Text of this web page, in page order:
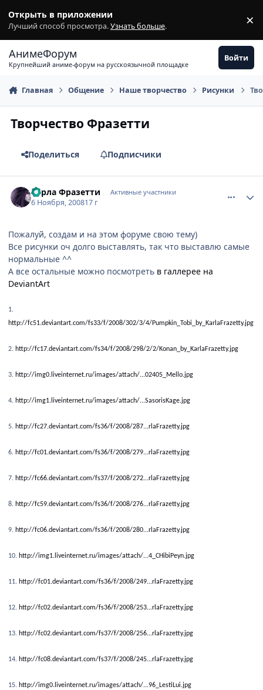
Открыть в приложении
Лучший способ просмотра.Узнать больше. ×
АнимеФорум
Крупнейший аниме-форум на русскоязычной площадке
Войти
Главная Общение Наше творчество Рисунки
Творчество Фразетти
Поделиться Подписчики
Карла Фразетти Активные участники
6 Ноября, 200817 г
Пожалуй, создам и на этом форуме свою тему)
Все рисунки оч долго выставлять, так что выставлю самые
нормальные ^^
А все остальные можно посмотреть в галлерее на
DeviantArt
1.
http://fc51.deviantart.com/fs33/f/2008/302/3/4/Pumpkin_Tobi_by_KarlaFrazetty.jpg
2. http://fc17.deviantart.com/fs34/f/2008/298/2/2/Konan_by_KarlaFrazetty.jpg
3. http://img0.liveinternet.ru/images/attach/...02405_Mello.jpg
4. http://img1.liveinternet.ru/images/attach/...SasorisKage.jpg
5. http://fc27.deviantart.com/fs36/f/2008/287...rlaFrazetty.jpg
6. http://fc01.deviantart.com/fs36/f/2008/279...rlaFrazetty.jpg
7. http://fc66.deviantart.com/fs37/f/2008/272...rlaFrazetty.jpg
8. http://fc59.deviantart.com/fs36/f/2008/276...rlaFrazetty.jpg
9. http://fc06.deviantart.com/fs36/f/2008/280...rlaFrazetty.jpg
10. http://img1.liveinternet.ru/images/attach/...4_CHibiPeyn.jpg
11. http://fc01.deviantart.com/fs36/f/2008/249...rlaFrazetty.jpg
12. http://fc02.deviantart.com/fs36/f/2008/253...rlaFrazetty.jpg
13. http://fc02.deviantart.com/fs37/f/2008/256...rlaFrazetty.jpg
14. http://fc08.deviantart.com/fs37/f/2008/245...rlaFrazetty.jpg
15. http://img0.liveinternet.ru/images/attach/...96_LestiLui.jpg